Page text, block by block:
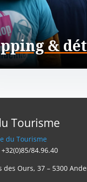
&
Tourisme
du Tourisme
84.96.40
des Ours, 37 – 5300